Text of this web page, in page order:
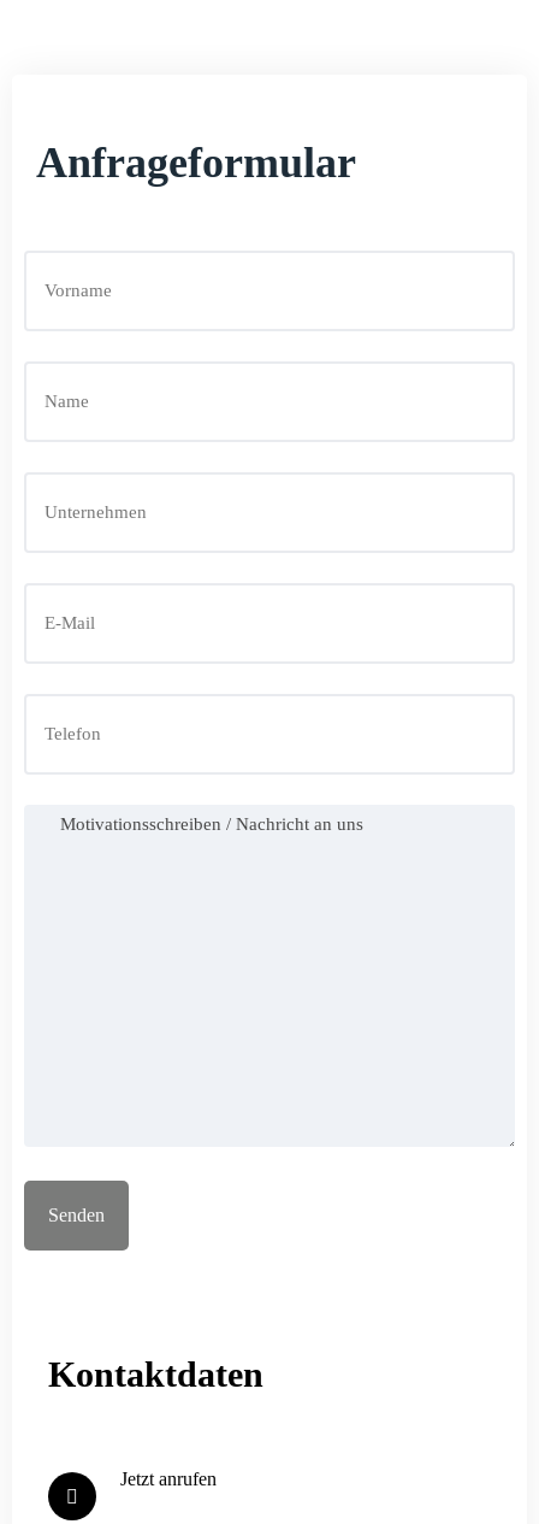
Anfrageformular
Kontaktdaten
Jetzt anrufen